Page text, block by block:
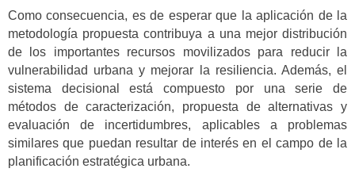
Como consecuencia, es de esperar que la aplicación de la
metodología propuesta contribuya a una mejor distribución
de los importantes recursos movilizados para reducir la
vulnerabilidad urbana y mejorar la resiliencia. Además, el
sistema decisional está compuesto por una serie de
métodos de caracterización, propuesta de alternativas y
evaluación de incertidumbres, aplicables a problemas
similares que puedan resultar de interés en el campo de la
planificación estratégica urbana.